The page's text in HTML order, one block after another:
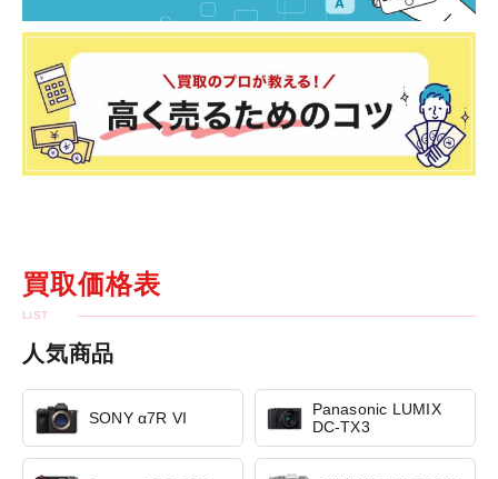
買取価格表
人気商品
SONY α7R VI
Panasonic LUMIX
DC-TX3